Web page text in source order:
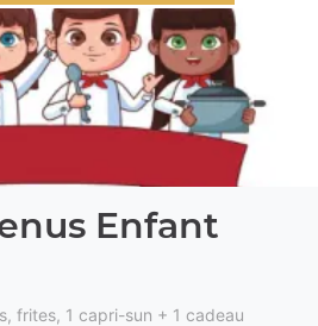
Enfant
frites, 1 capri-sun + 1 cadeau